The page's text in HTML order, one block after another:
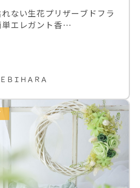
れない生花プリザーブドフラ
単エレガント香…
ＢＩＨＡＲＡ